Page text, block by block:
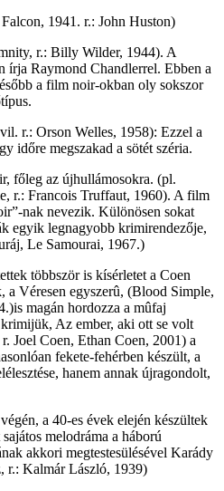
1941. r.: John Huston)
r.: Billy Wilder, 1944). A
írja Raymond Chandlerrel. Ebben a
a film noir-okban oly sokszor
r.: Orson Welles, 1958): Ezzel a
időre megszakad a sötét széria.
főleg az újhullámosokra. (pl.
r.: Francois Truffaut, 1960). A film
nak nevezik. Különösen sokat
egyik legnagyobb krimirendezője,
Le Samourai, 1967.)
többször is kísérletet a Coen
a Véresen egyszerû, (Blood Simple,
magán hordozza a mûfaj
Az ember, aki ott se volt
Joel Coen, Ethan Coen, 2001) a
fekete-fehérben készült, a
hanem annak újragondolt,
a 40-es évek elején készültek
melodráma a háború
akkori megtestesülésével Karády
r.: Kalmár László, 1939)